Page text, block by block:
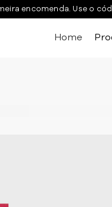
encomenda. Use o
Home